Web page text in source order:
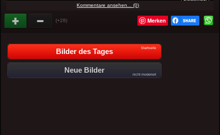
Kommentare ansehen... (0)
(+28) Merken
Bilder des Tages Startseite
Neue Bilder
nicht moderiert